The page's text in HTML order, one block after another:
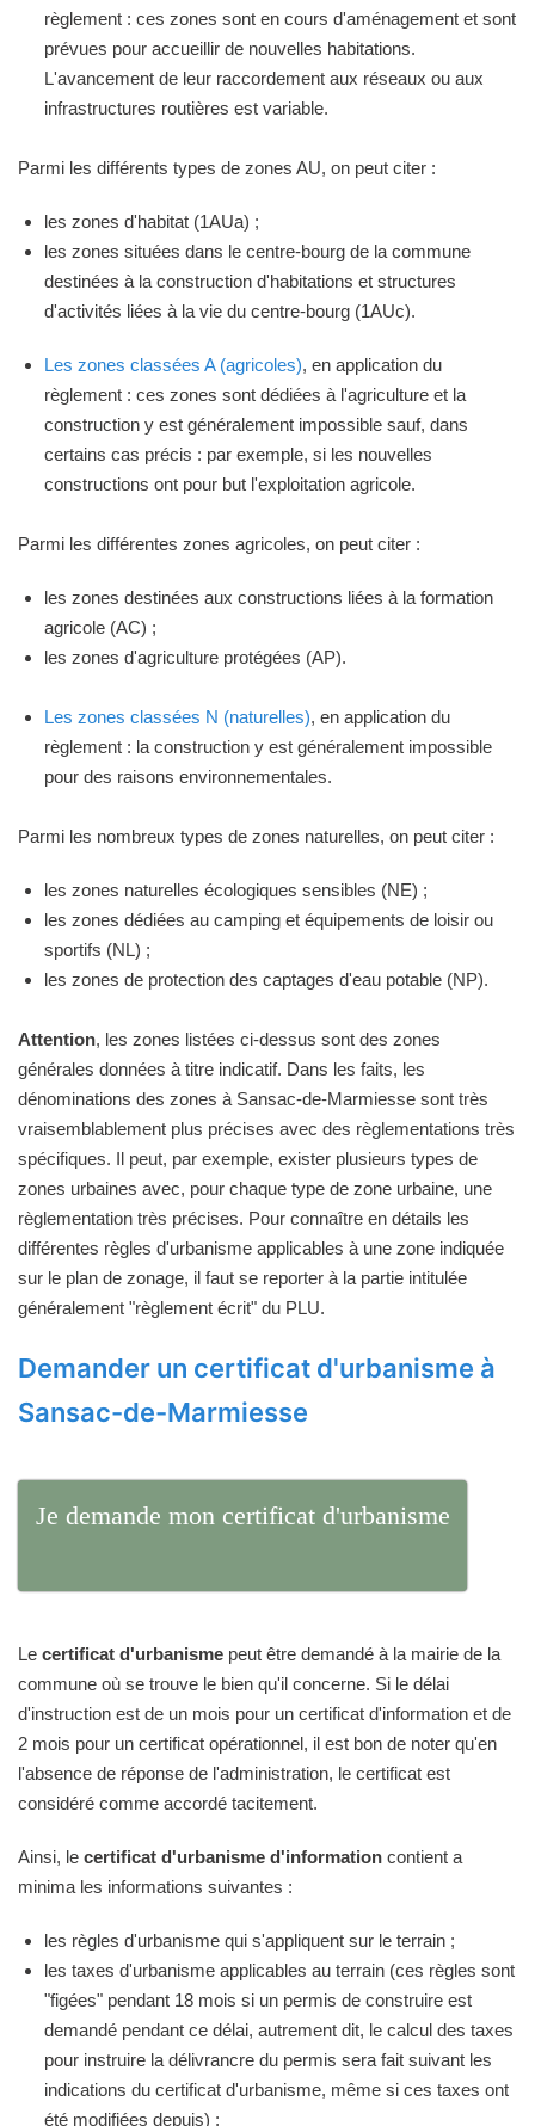
règlement : ces zones sont en cours d'aménagement et sont
prévues pour accueillir de nouvelles habitations.
L'avancement de leur raccordement aux réseaux ou aux
infrastructures routières est variable.
Parmi les différents types de zones AU, on peut citer :
les zones d'habitat (1AUa) ;
les zones situées dans le centre-bourg de la commune
destinées à la construction d'habitations et structures
d'activités liées à la vie du centre-bourg (1AUc).
Les zones classées A (agricoles), en application du
règlement : ces zones sont dédiées à l'agriculture et la
construction y est généralement impossible sauf, dans
certains cas précis : par exemple, si les nouvelles
constructions ont pour but l'exploitation agricole.
Parmi les différentes zones agricoles, on peut citer :
les zones destinées aux constructions liées à la formation
agricole (AC) ;
les zones d'agriculture protégées (AP).
Les zones classées N (naturelles), en application du
règlement : la construction y est généralement impossible
pour des raisons environnementales.
Parmi les nombreux types de zones naturelles, on peut citer :
les zones naturelles écologiques sensibles (NE) ;
les zones dédiées au camping et équipements de loisir ou
sportifs (NL) ;
les zones de protection des captages d'eau potable (NP).
Attention, les zones listées ci-dessus sont des zones
générales données à titre indicatif. Dans les faits, les
dénominations des zones à Sansac-de-Marmiesse sont très
vraisemblablement plus précises avec des règlementations très
spécifiques. Il peut, par exemple, exister plusieurs types de
zones urbaines avec, pour chaque type de zone urbaine, une
règlementation très précises. Pour connaître en détails les
différentes règles d'urbanisme applicables à une zone indiquée
sur le plan de zonage, il faut se reporter à la partie intitulée
généralement "règlement écrit" du PLU.
Demander un certificat d'urbanisme à
Sansac-de-Marmiesse
Je demande mon certificat d'urbanisme
Le certificat d'urbanisme peut être demandé à la mairie de la
commune où se trouve le bien qu'il concerne. Si le délai
d'instruction est de un mois pour un certificat d'information et de
2 mois pour un certificat opérationnel, il est bon de noter qu'en
l'absence de réponse de l'administration, le certificat est
considéré comme accordé tacitement.
Ainsi, le certificat d'urbanisme d'information contient a
minima les informations suivantes :
les règles d'urbanisme qui s'appliquent sur le terrain ;
les taxes d'urbanisme applicables au terrain (ces règles sont
"figées" pendant 18 mois si un permis de construire est
demandé pendant ce délai, autrement dit, le calcul des taxes
pour instruire la délivrancre du permis sera fait suivant les
indications du certificat d'urbanisme, même si ces taxes ont
été modifiées depuis) ;